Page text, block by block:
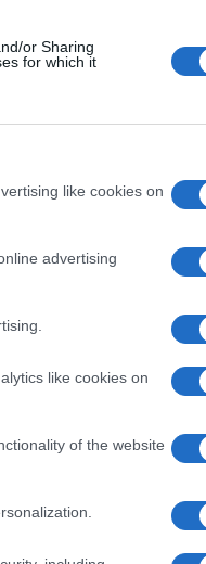
or Sharing
for which it
like cookies on
advertising
like cookies on
of the website
1966
ricorre